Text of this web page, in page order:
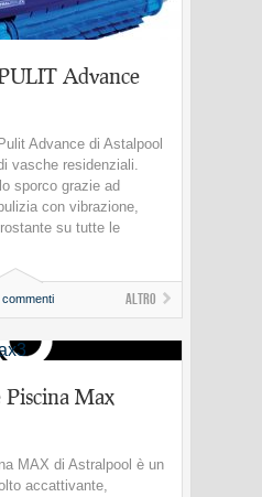
Advance
Advance di Astalpool
vasche residenziali.
sporco grazie ad
con vibrazione,
su tutte le
commenti Altro
Max
MAX di Astralpool è un
accattivante,